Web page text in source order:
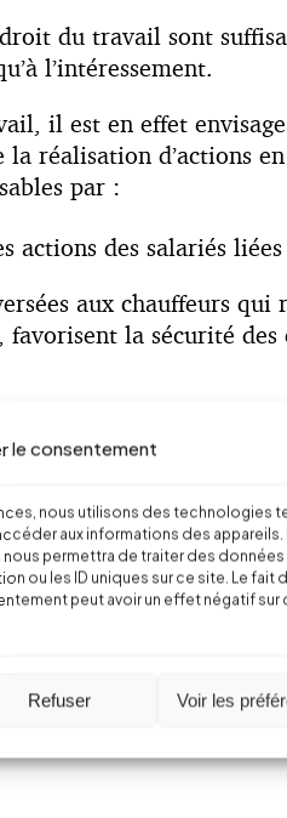
le consentement
nous utilisons des technologies
aux informations des appareils.
permettra de traiter des
ou les ID uniques sur ce site. Le fait
peut avoir un effet négatif sur
Refuser Voir les
du travail sont
l’intéressement.
il est en effet
réalisation d’actions
par :
actions des salariés
aux chauffeurs
la sécurité
contreproductif
pour les chauffeurs en
de conduite autorisés.
proposent de
consommation de
en nature,
social particulier et
travail dans leur mise